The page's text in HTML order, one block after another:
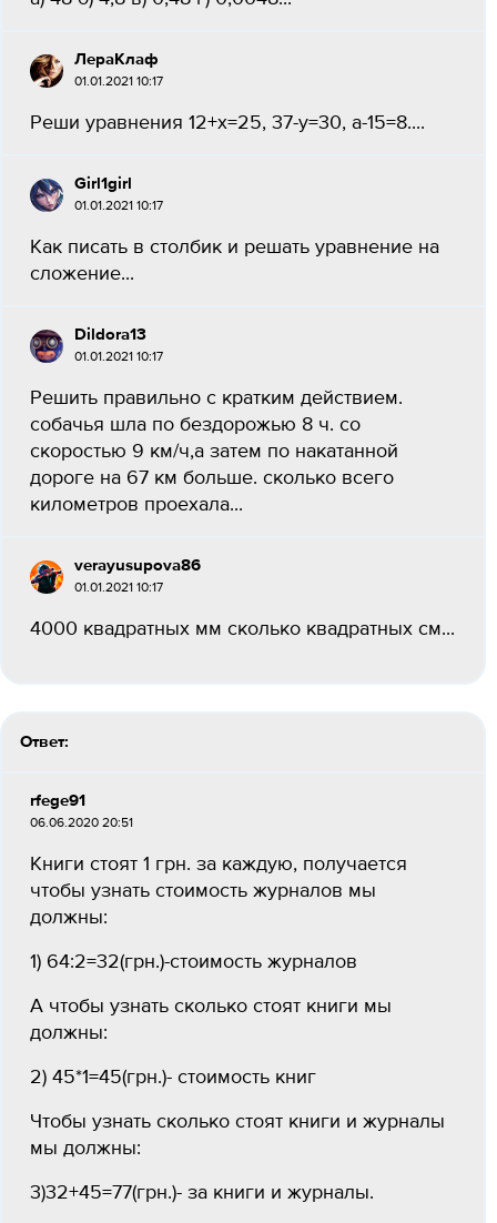
ЛераКлаф
01.01.2021 10:17
Реши уравнения 12+х=25, 37-у=30, a-15=8....
Girl1girl
01.01.2021 10:17
Как писать в столбик и решать уравнение на
сложение...
Dildora13
01.01.2021 10:17
Решить правильно с кратким действием.
собачья шла по бездорожью 8 ч. со
скоростью 9 км/ч,а затем по накатанной
дороге на 67 км больше. сколько всего
километров проехала...
verayusupova86
01.01.2021 10:17
4000 квадратных мм сколько квадратных см...
Ответ:
rfege91
06.06.2020 20:51
Книги стоят 1 грн. за каждую, получается
чтобы узнать стоимость журналов мы
должны:
1) 64:2=32(грн.)-стоимость журналов
А чтобы узнать сколько стоят книги мы
должны:
2) 45*1=45(грн.)- стоимость книг
Чтобы узнать сколько стоят книги и журналы
мы должны:
3)32+45=77(грн.)- за книги и журналы.